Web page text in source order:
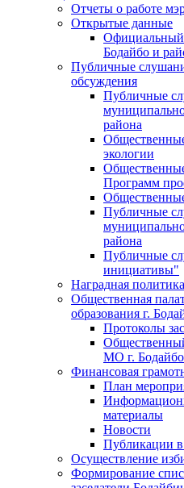
Отчеты о работе
Открытые данные
Бодайбо и
Публичные
обсуждения
Публичные
района
экологии
Программ
Публичные
района
Публичные
инициативы"
Наградная политика
Общественная
образования г.
Протоколы
МО г.
Финансовая
План
материалы
Новости
Публикации
Осуществление
Формирование